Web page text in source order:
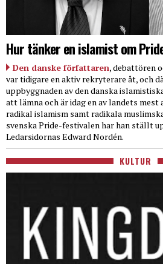
Hur tänker en islamist om
Den danske författaren, debattören
var tidigare en aktiv rekryterare åt, och
uppbyggnaden av den danska
att lämna och är idag en av landets
radikal islamism samt radikala
svenska Pride-festivalen har han ställt
Ledarsidornas Edward Nordén.
KULTUR